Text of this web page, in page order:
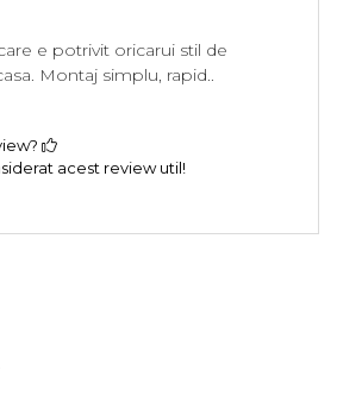
e potrivit oricarui stil de
Montaj simplu, rapid..
acest review util!